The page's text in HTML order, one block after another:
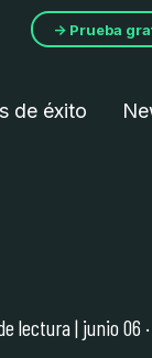
→ Prueba
de éxito
lectura| junio 06 ·